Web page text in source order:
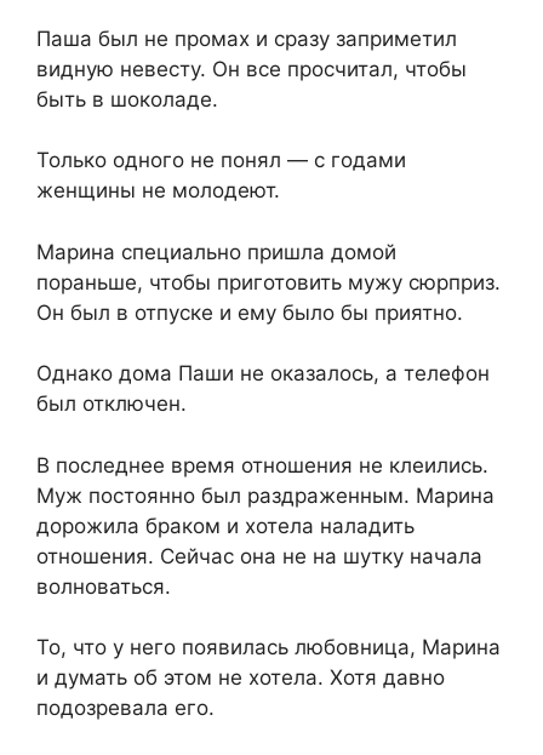
Паша был не промах и сразу заприметил
видную невесту. Он все просчитал, чтобы
быть в шоколаде.
Только одного не понял — с годами
женщины не молодеют.
Марина специально пришла домой
пораньше, чтобы приготовить мужу сюрприз.
Он был в отпуске и ему было бы приятно.
Однако дома Паши не оказалось, а телефон
был отключен.
В последнее время отношения не клеились.
Муж постоянно был раздраженным. Марина
дорожила браком и хотела наладить
отношения. Сейчас она не на шутку начала
волноваться.
То, что у него появилась любовница, Марина
и думать об этом не хотела. Хотя давно
подозревала его.